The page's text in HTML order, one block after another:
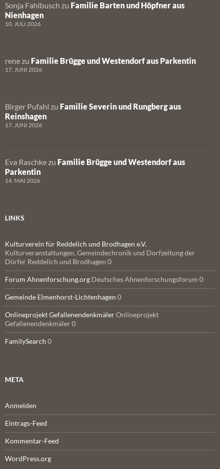
Sonja Fahlbusch zu Familie Barten und Höpfner aus
Nienhagen
10. JULI 2026
rene zu Familie Brügge und Westendorf aus Parkentin
17. JUNI 2026
Birger Pufahl zu Familie Severin und Rungberg aus
Reinshagen
17. JUNI 2026
Eva Raschke zu Familie Brügge und Westendorf aus
Parkentin
14. MAI 2026
LINKS
Kulturverein für Reddelich und Brodhagen e.V.
Kulturveranstaltungen, Gemeindechronik und Dorfzeitung der
Dörfer Reddelich und Brodhagen 0
Forum Ahnenforschung.org Deutsches Ahnenforschungsforum 0
Gemeinde Elmenhorst-Lichtenhagen 0
Onlineprojekt GefallenendenkmälerOnlineprojekt
Gefallenendenkmäler 0
FamilySearch 0
META
Anmelden
Eintrags-Feed
Kommentar-Feed
WordPress.org